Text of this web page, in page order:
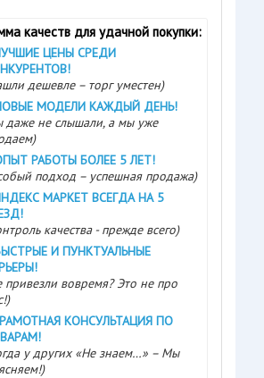
качеств для удачной покупки:
ЦЕНЫ СРЕДИ
дешевле – торг уместен)
МОДЕЛИ КАЖДЫЙ ДЕНЬ!
даже не слышали, а мы уже
РАБОТЫ БОЛЕЕ 5 ЛЕТ!
подход – успешная продажа)
МАРКЕТ ВСЕГДА НА 5
качества - прежде всего)
И ПУНКТУАЛЬНЫЕ
привезли вовремя? Это не про
КОНСУЛЬТАЦИЯ ПО
у других «Не знаем…» – Мы